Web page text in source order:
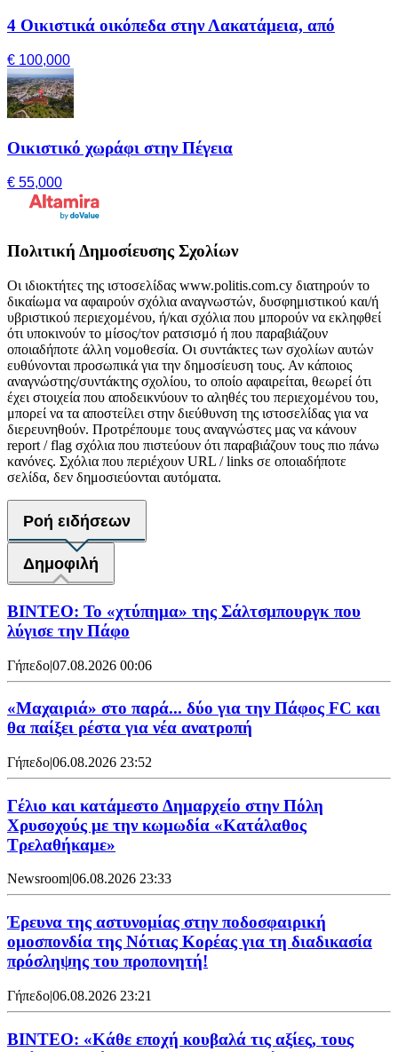
4 Οικιστικά οικόπεδα στην Λακατάμεια, από
€ 100,000
Οικιστικό χωράφι στην Πέγεια
€ 55,000
Πολιτική Δημοσίευσης Σχολίων
Οι ιδιοκτήτες της ιστοσελίδας www.politis.com.cy διατηρούν το
δικαίωμα να αφαιρούν σχόλια αναγνωστών, δυσφημιστικού και/ή
υβριστικού περιεχομένου, ή/και σχόλια που μπορούν να εκληφθεί
ότι υποκινούν το μίσος/τον ρατσισμό ή που παραβιάζουν
οποιαδήποτε άλλη νομοθεσία. Οι συντάκτες των σχολίων αυτών
ευθύνονται προσωπικά για την δημοσίευση τους. Αν κάποιος
αναγνώστης/συντάκτης σχολίου, το οποίο αφαιρείται, θεωρεί ότι
έχει στοιχεία που αποδεικνύουν το αληθές του περιεχομένου του,
μπορεί να τα αποστείλει στην διεύθυνση της ιστοσελίδας για να
διερευνηθούν. Προτρέπουμε τους αναγνώστες μας να κάνουν
report / flag σχόλια που πιστεύουν ότι παραβιάζουν τους πιο πάνω
κανόνες. Σχόλια που περιέχουν URL / links σε οποιαδήποτε
σελίδα, δεν δημοσιεύονται αυτόματα.
Ροή ειδήσεων
Δημοφιλή
ΒΙΝΤΕΟ: Το «χτύπημα» της Σάλτσμπουργκ που
λύγισε την Πάφο
Γήπεδο|07.08.2026 00:06
«Μαχαιριά» στο παρά... δύο για την Πάφος FC και
θα παίξει ρέστα για νέα ανατροπή
Γήπεδο|06.08.2026 23:52
Γέλιο και κατάμεστο Δημαρχείο στην Πόλη
Χρυσοχούς με την κωμωδία «Κατάλαθος
Τρελαθήκαμε»
Newsroom|06.08.2026 23:33
Έρευνα της αστυνομίας στην ποδοσφαιρική
ομοσπονδία της Νότιας Κορέας για τη διαδικασία
πρόσληψης του προπονητή!
Γήπεδο|06.08.2026 23:21
ΒΙΝΤΕΟ: «Κάθε εποχή κουβαλά τις αξίες, τους